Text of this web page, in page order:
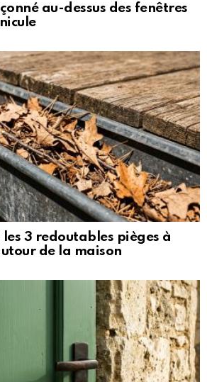
au-dessus des fenêtres
les 3 redoutables pièges à
de la maison